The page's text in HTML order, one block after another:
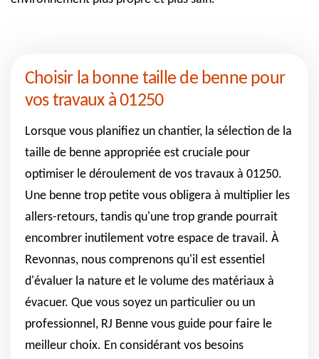
Choisir la bonne taille de benne pour
vos travaux à 01250
Lorsque vous planifiez un chantier, la sélection de la
taille de benne appropriée est cruciale pour
optimiser le déroulement de vos travaux à 01250.
Une benne trop petite vous obligera à multiplier les
allers-retours, tandis qu'une trop grande pourrait
encombrer inutilement votre espace de travail. À
Revonnas, nous comprenons qu'il est essentiel
d'évaluer la nature et le volume des matériaux à
évacuer. Que vous soyez un particulier ou un
professionnel, RJ Benne vous guide pour faire le
meilleur choix. En considérant vos besoins